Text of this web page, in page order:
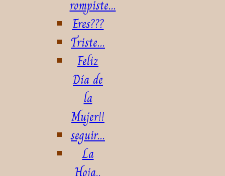
rompiste...
Eres???
Triste...
Feliz
Día de
la
Mujer!!
seguir...
La
Hoja..